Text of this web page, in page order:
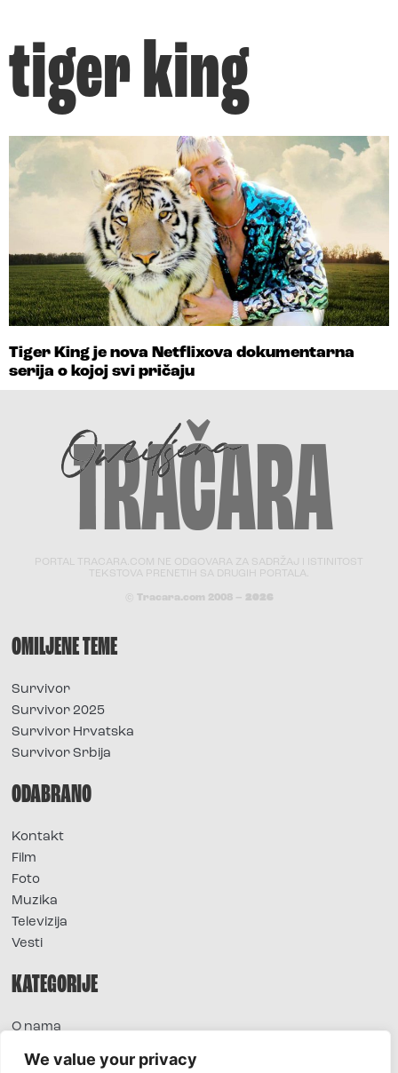
We value your privacy
tiger king
Tiger King je nova Netflixova dokumentarna
serija o kojoj svi pričaju
PORTAL TRACARA.COM NE ODGOVARA ZA SADRŽAJ I ISTINITOST
TEKSTOVA PRENETIH SA DRUGIH PORTALA.
© Tracara.com 2008 – 2026
OMILJENE TEME
Survivor
Survivor 2025
Survivor Hrvatska
Survivor Srbija
ODABRANO
Kontakt
Film
Foto
Muzika
Televizija
Vesti
KATEGORIJE
O nama
Extra